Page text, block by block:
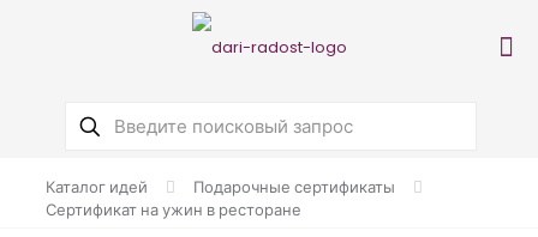
Каталог идей
Подарочные сертификаты
Сертификат на ужин в ресторане